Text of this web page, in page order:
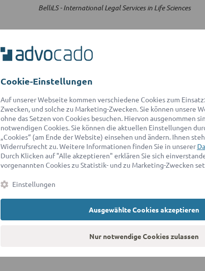
BelliLS - International Legal Services in Life Sciences
Studium
Ausbildungsstätte
University of Bologna
Hochschulabschlüsse &
LL.M.
Trainee Lawyer
Cookie-Einstellungen
Auf unserer Webseite kommen verschiedene Cookies zum
Zwecken, und solche zu Marketing-Zwecken. Sie können unsere
ohne das Setzen von Cookies besuchen. Hiervon ausgenommen
notwendigen Cookies. Sie können die aktuellen Einstellungen
„Cookies“ (am Ende der Website) einsehen und ändern. Ihnen
Widerrufsrecht zu. Weitere Informationen finden Sie in unserer
Durch Klicken auf "Alle akzeptieren" erklären Sie sich
vorgenannten Cookies zu Statistik- und zu Marketing-Zwecken
Einstellungen
Ausgewählte Cookies akzeptieren
Nur notwendige Cookies zulassen